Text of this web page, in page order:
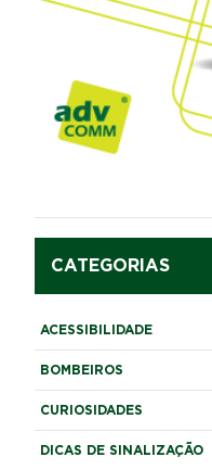
CATEGORIAS
ACESSIBILIDADE
BOMBEIROS
CURIOSIDADES
DICAS DE SINALIZAÇÃO